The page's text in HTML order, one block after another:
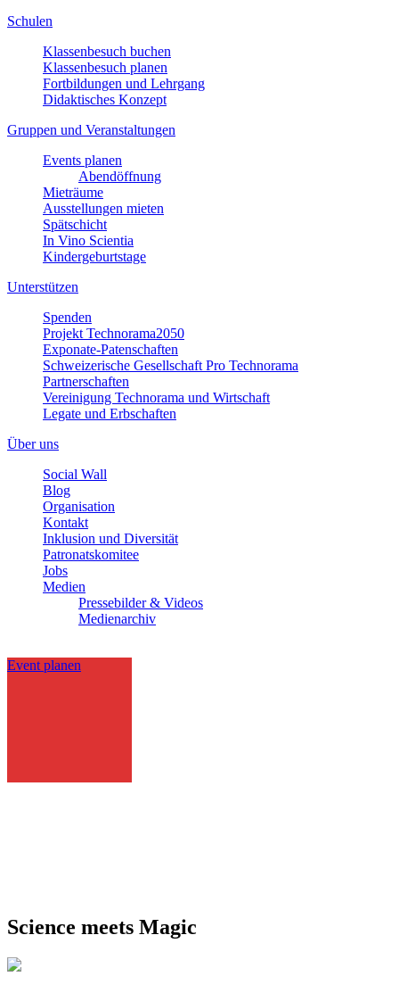
Schulen
Klassenbesuch buchen
Klassenbesuch planen
Fortbildungen und Lehrgang
Didaktisches Konzept
Gruppen und Veranstaltungen
Events planen
Abendöffnung
Mieträume
Ausstellungen mieten
Spätschicht
In Vino Scientia
Kindergeburtstage
Unterstützen
Spenden
Projekt Technorama2050
Exponate-Patenschaften
Schweizerische Gesellschaft Pro Technorama
Partnerschaften
Vereinigung Technorama und Wirtschaft
Legate und Erbschaften
Über uns
Social Wall
Blog
Organisation
Kontakt
Inklusion und Diversität
Patronatskomitee
Jobs
Medien
Pressebilder & Videos
Medienarchiv
Event planen
Science meets Magic